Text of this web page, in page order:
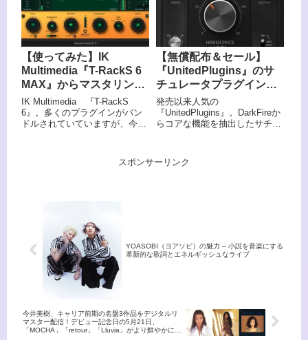
【使ってみた】​IK
Multimedia『T-RackS 6
MAX』からマスタリング
プラグイン「Master
Match X」をレビュー！
​IK Multimedia 『T-RackS
6』。多くのプラグインがバン
ドルされていていますが、今日
【無償配布＆セール】
『UnitedPlugins』のサ
チュレータプラグイン
「WideFire」が3/19まで
無料、以降も4/30まで特
価セール！
発売以来人気の
『UnitedPlugins』。DarkFireか
らコアな機能を抽出したサチュ
スを記念して3/19まで無償配
布、3/20から4/30までイントロ
スポンサーリンク
YOASOBI（ヨアソビ）の魅力 – 小説を音楽にする
革新的な歌詞とエネルギッシュなライブ
今井美樹、キャリア前期の名盤3作品をデジタルリ
マスター配信！デビュー記念日の5月21日、
「MOCHA」「retour」「Lluvia」がより鮮やかに蘇